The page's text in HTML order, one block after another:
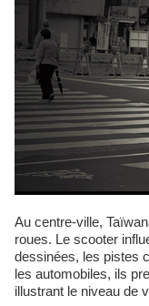
Au centre-ville, Taïwanais de tout âge se déplacent en deux
roues. Le scooter
dessinées, les pistes
les automobiles, ils
illustrant le niveau de